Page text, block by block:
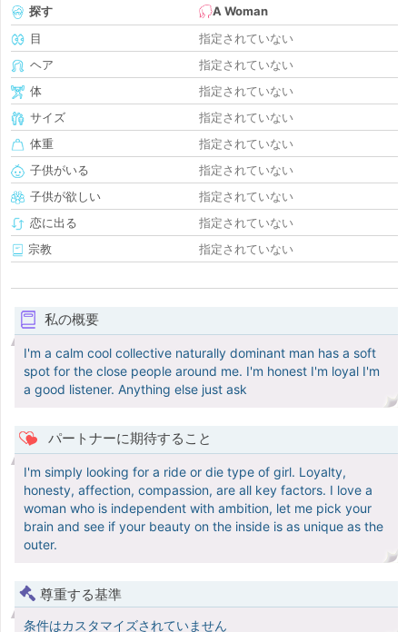
探す
A Woman
目
指定されていない
ヘア
指定されていない
体
指定されていない
サイズ
指定されていない
体重
指定されていない
子供がいる
指定されていない
子供が欲しい
指定されていない
恋に出る
指定されていない
宗教
指定されていない
私の概要
I'm a calm cool collective naturally dominant man has a soft
spot for the close people around me. I'm honest I'm loyal I'm
a good listener. Anything else just ask
パートナーに期待すること
I'm simply looking for a ride or die type of girl. Loyalty,
honesty, affection, compassion, are all key factors. I love a
woman who is independent with ambition, let me pick your
brain and see if your beauty on the inside is as unique as the
outer.
尊重する基準
条件はカスタマイズされていません